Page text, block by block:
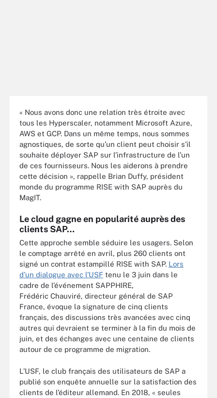
« Nous avons donc une relation très étroite avec
tous les Hyperscaler, notamment Microsoft Azure,
AWS et GCP. Dans un même temps, nous sommes
agnostiques, de sorte qu’un client peut choisir s’il
souhaite déployer SAP sur l’infrastructure de l’un
de ces fournisseurs. Nous les aiderons à prendre
cette décision », rappelle Brian Duffy, président
monde du programme RISE with SAP auprès du
MagIT.
Le cloud gagne en popularité auprès des
clients SAP…
Cette approche semble séduire les usagers. Selon
le comptage arrêté en avril, plus 260 clients ont
signé un contrat estampillé RISE with SAP. Lors
d’un dialogue avec l’USF tenu le 3 juin dans le
cadre de l’événement SAPPHIRE,
Frédéric Chauviré, directeur général de SAP
France, évoque la signature de cinq clients
français, des discussions très avancées avec cinq
autres qui devraient se terminer à la fin du mois de
juin, et des échanges avec une centaine de clients
autour de ce programme de migration.
L’USF, le club français des utilisateurs de SAP a
publié son enquête annuelle sur la satisfaction des
clients de l’éditeur allemand. En 2018, « seules